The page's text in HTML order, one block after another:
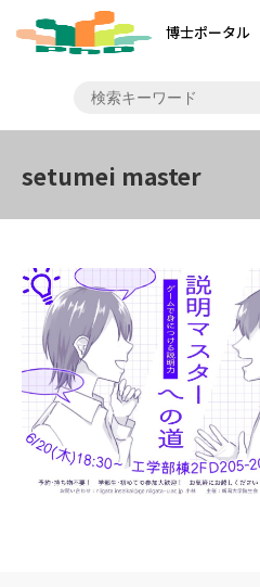
博士ポータル
setumei master